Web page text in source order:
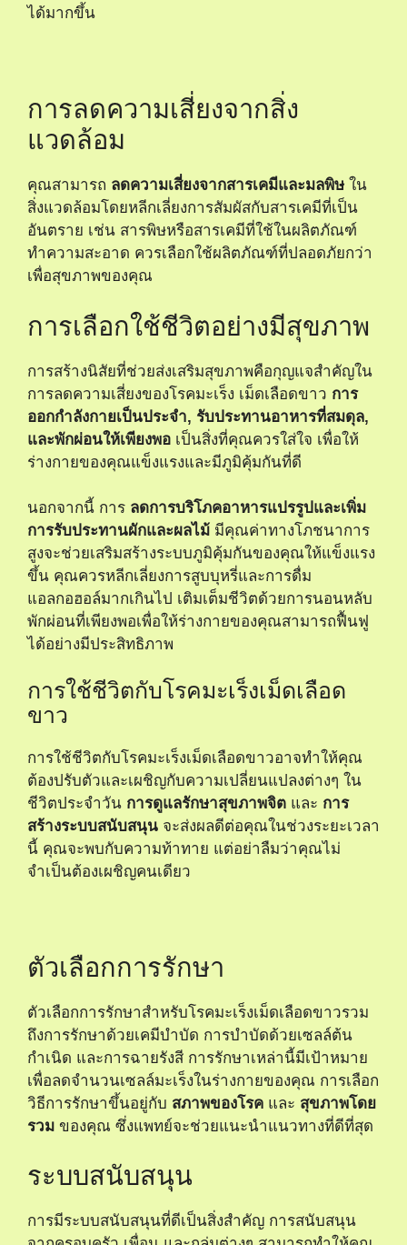
ได้มากขึ้น
การลดความเสี่ยงจากสิ่ง
แวดล้อม
คุณสามารถ ลดความเสี่ยงจากสารเคมีและมลพิษ ใน
สิ่งแวดล้อมโดยหลีกเลี่ยงการสัมผัสกับสารเคมีที่เป็น
อันตราย เช่น สารพิษหรือสารเคมีที่ใช้ในผลิตภัณฑ์
ทำความสะอาด ควรเลือกใช้ผลิตภัณฑ์ที่ปลอดภัยกว่า
เพื่อสุขภาพของคุณ
การเลือกใช้ชีวิตอย่างมีสุขภาพ
การสร้างนิสัยที่ช่วยส่งเสริมสุขภาพคือกุญแจสำคัญใน
การลดความเสี่ยงของโรคมะเร็ง เม็ดเลือดขาว การ
ออกกำลังกายเป็นประจำ, รับประทานอาหารที่สมดุล,
และพักผ่อนให้เพียงพอ เป็นสิ่งที่คุณควรใส่ใจ เพื่อให้
ร่างกายของคุณแข็งแรงและมีภูมิคุ้มกันที่ดี
นอกจากนี้ การ ลดการบริโภคอาหารแปรรูปและเพิ่ม
การรับประทานผักและผลไม้ มีคุณค่าทางโภชนาการ
สูงจะช่วยเสริมสร้างระบบภูมิคุ้มกันของคุณให้แข็งแรง
ขึ้น คุณควรหลีกเลี่ยงการสูบบุหรี่และการดื่ม
แอลกอฮอล์มากเกินไป เติมเต็มชีวิตด้วยการนอนหลับ
พักผ่อนที่เพียงพอเพื่อให้ร่างกายของคุณสามารถฟื้นฟู
ได้อย่างมีประสิทธิภาพ
การใช้ชีวิตกับโรคมะเร็งเม็ดเลือด
ขาว
การใช้ชีวิตกับโรคมะเร็งเม็ดเลือดขาวอาจทำให้คุณ
ต้องปรับตัวและเผชิญกับความเปลี่ยนแปลงต่างๆ ใน
ชีวิตประจำวัน การดูแลรักษาสุขภาพจิต และ การ
สร้างระบบสนับสนุน จะส่งผลดีต่อคุณในช่วงระยะเวลา
นี้ คุณจะพบกับความท้าทาย แต่อย่าลืมว่าคุณไม่
จำเป็นต้องเผชิญคนเดียว
ตัวเลือกการรักษา
ตัวเลือกการรักษาสำหรับโรคมะเร็งเม็ดเลือดขาวรวม
ถึงการรักษาด้วยเคมีบำบัด การบำบัดด้วยเซลล์ต้น
กำเนิด และการฉายรังสี การรักษาเหล่านี้มีเป้าหมาย
เพื่อลดจำนวนเซลล์มะเร็งในร่างกายของคุณ การเลือก
วิธีการรักษาขึ้นอยู่กับ สภาพของโรค และ สุขภาพโดย
รวม ของคุณ ซึ่งแพทย์จะช่วยแนะนำแนวทางที่ดีที่สุด
ระบบสนับสนุน
การมีระบบสนับสนุนที่ดีเป็นสิ่งสำคัญ การสนับสนุน